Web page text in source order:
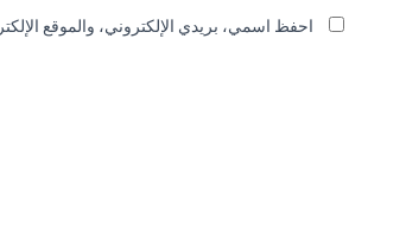
احفظ اسمي، بريدي الإلكتروني، والموقع